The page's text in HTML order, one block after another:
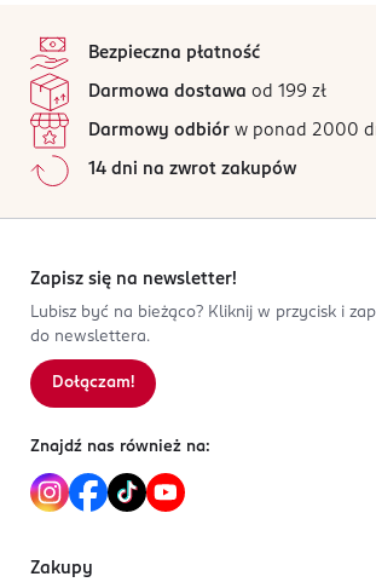
Typ 500
Czysty skład i czysty smak
W tym cukry
Białko
Sól
Merkury S.A.
ul. Sejneńska 16
15-399 Białystok
Kod EAN
5 906288 565000
Wszystkie opinie są zweryfikowane
4
2
1
Sortowanie wg
Bezpieczna płatność
Darmowa dostawa od 199 zł
Darmowy odbiór w ponad 2000
14 dni na zwrot zakupów
Zapisz się na newsletter!
Lubisz być na bieżąco? Kliknij w przycisk i
do newslettera.
Dołączam!
Znajdź nas również na:
Zakupy